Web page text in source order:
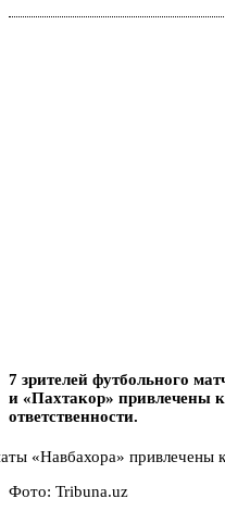
7 зрителей футбольного
и «Пахтакор» привлечены
ответственности.
Фото: Tribuna.uz